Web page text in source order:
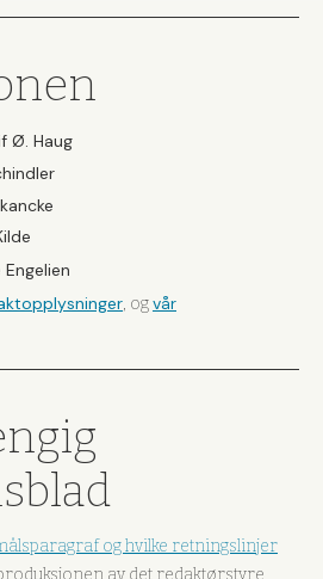
Ø. Haug
, ogvår
og hvilke retningslinjer
av det redaktørstyre